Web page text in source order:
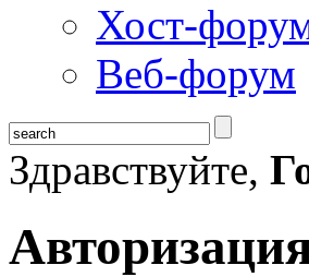
Хост-
Веб-форум
Здравствуйте,